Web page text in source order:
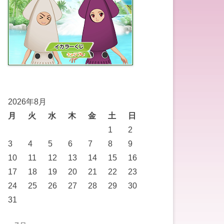
2026年8月
月
火 水 木 金 土
日
1
2
3
4 5 6 7 8
9
10
11 12 13 14 15
16
17
18 19 20 21 22
23
24
25 26 27 28 29
30
31